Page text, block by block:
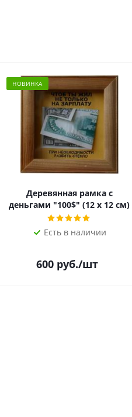
НОВИНКА
Деревянная рамка с
деньгами "100$" (12 х 12 см)
Есть в наличии
600 руб./шт